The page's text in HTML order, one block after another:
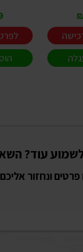
לשמוע עוד?
פרטים ונחזור